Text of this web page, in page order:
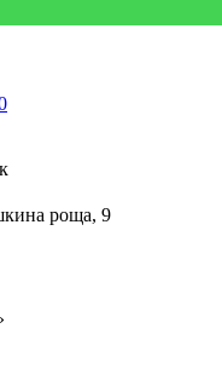
роща, 9